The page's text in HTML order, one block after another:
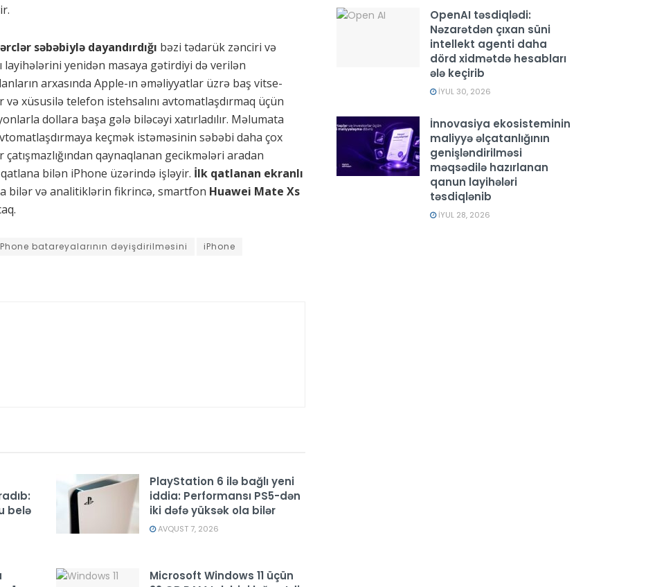
səbəbiylə dayandırdığı bəzi tədarük zənciri və
layihələrini yenidən masaya gətirdiyi də verilən
arxasında Apple-ın əməliyyatlar üzrə baş vitse-
və xüsusilə telefon istehsalını avtomatlaşdırmaq üçün
dollara başa gələ biləcəyi xatırladılır. Məlumata
keçmək istəməsinin səbəbi daha çox
qaynaqlanan gecikmələri aradan
bilən iPhone üzərində işləyir. İlk qatlanan ekranlı
bilər və analitiklərin fikrincə, smartfon Huawei Mate Xs
batareyalarının dəyişdirilməsini
iPhone
belə
PlayStation 6 ilə bağlı yeni
iddia: Performansı PS5-dən
iki dəfə yüksək ola bilər
AVQUST 7, 2026
Microsoft Windows 11 üçün
OpenAI təsdiqlədi:
Nəzarətdən çıxan süni
intellekt agenti daha
dörd xidmətdə hesabları
ələ keçirib
İYUL 30, 2026
İnnovasiya ekosisteminin
maliyyə əlçatanlığının
genişləndirilməsi
məqsədilə hazırlanan
qanun layihələri
təsdiqlənib
İYUL 28, 2026